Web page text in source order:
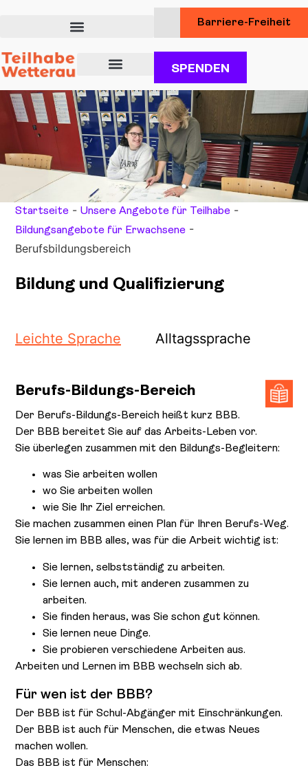
Barriere-Freiheit
SPENDEN
Startseite - Unsere Angebote für Teilhabe -
Bildungsangebote für Erwachsene -
Berufsbildungsbereich
Bildung und Qualifizierung
Leichte Sprache Alltagssprache
Berufs-Bildungs-Bereich
Der Berufs-Bildungs-Bereich heißt kurz BBB.
Der BBB bereitet Sie auf das Arbeits-Leben vor.
Sie überlegen zusammen mit den Bildungs-Begleitern:
was Sie arbeiten wollen
wo Sie arbeiten wollen
wie Sie Ihr Ziel erreichen.
Sie machen zusammen einen Plan für Ihren Berufs-Weg.
Sie lernen im BBB alles, was für die Arbeit wichtig ist:
Sie lernen, selbstständig zu arbeiten.
Sie lernen auch, mit anderen zusammen zu
arbeiten.
Sie finden heraus, was Sie schon gut können.
Sie lernen neue Dinge.
Sie probieren verschiedene Arbeiten aus.
Arbeiten und Lernen im BBB wechseln sich ab.
Für wen ist der BBB?
Der BBB ist für Schul-Abgänger mit Einschränkungen.
Der BBB ist auch für Menschen, die etwas Neues
machen wollen.
Das BBB ist für Menschen: